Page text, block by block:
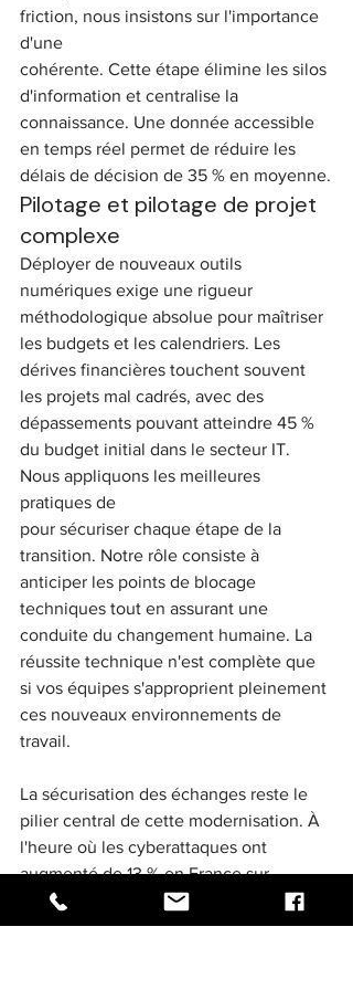
friction, nous insistons sur l'importance
d'une
cohérente. Cette étape élimine les silos
d'information et centralise la
connaissance. Une donnée accessible
en temps réel permet de réduire les
délais de décision de 35 % en moyenne.
Pilotage et pilotage de projet
complexe
Déployer de nouveaux outils
numériques exige une rigueur
méthodologique absolue pour maîtriser
les budgets et les calendriers. Les
dérives financières touchent souvent
les projets mal cadrés, avec des
dépassements pouvant atteindre 45 %
du budget initial dans le secteur IT.
Nous appliquons les meilleures
pratiques de
pour sécuriser chaque étape de la
transition. Notre rôle consiste à
anticiper les points de blocage
techniques tout en assurant une
conduite du changement humaine. La
réussite technique n'est complète que
si vos équipes s'approprient pleinement
ces nouveaux environnements de
travail.
La sécurisation des échanges reste le
pilier central de cette modernisation. À
l'heure où les cyberattaques ont
augmenté de 13 % en France sur
l'année 2023, la protection de vos actifs
immatériels est intégrée dès la